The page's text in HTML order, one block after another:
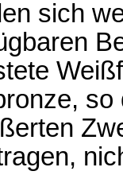
sich